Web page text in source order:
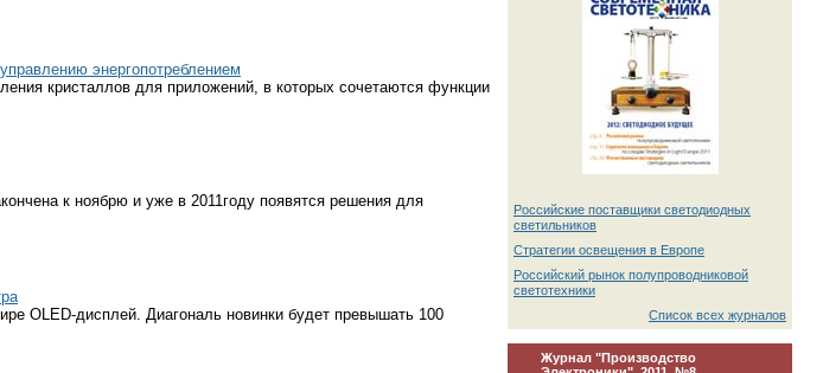
энергопотреблением
кристаллов для приложений, в которых сочетаются функции
к ноябрю и уже в 2011году появятся решения для
OLED-дисплей. Диагональ новинки будет превышать 100
Российские поставщики светодиодных
светильников
Стратегии освещения в Европе
Российский рынок полупроводниковой
светотехники
Список всех журналов
Журнал "Производство